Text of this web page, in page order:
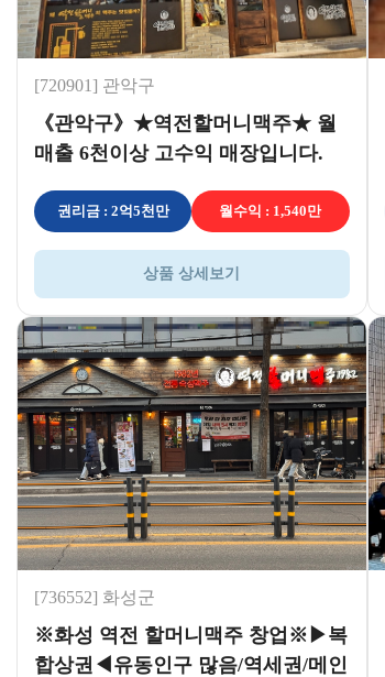
[720901] 관악구
《관악구》★역전할머니맥주★ 월
매출 6천이상 고수익 매장입니다.
권리금 : 2억5천만 월수익 : 1,540만
상품 상세보기
[736552] 화성군
※화성 역전 할머니맥주 창업※▶복
합상권◀유동인구 많음/역세권/메인